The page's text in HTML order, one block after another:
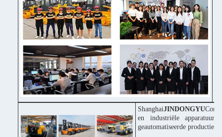
ShanghaiJINDONGYU
en industriële
geautomatiseerde